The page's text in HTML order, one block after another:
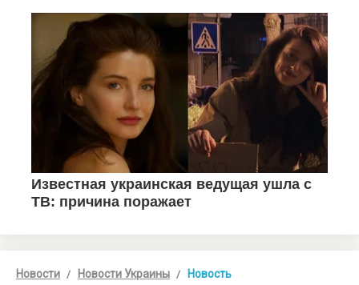
Новости Новости Украины Новость